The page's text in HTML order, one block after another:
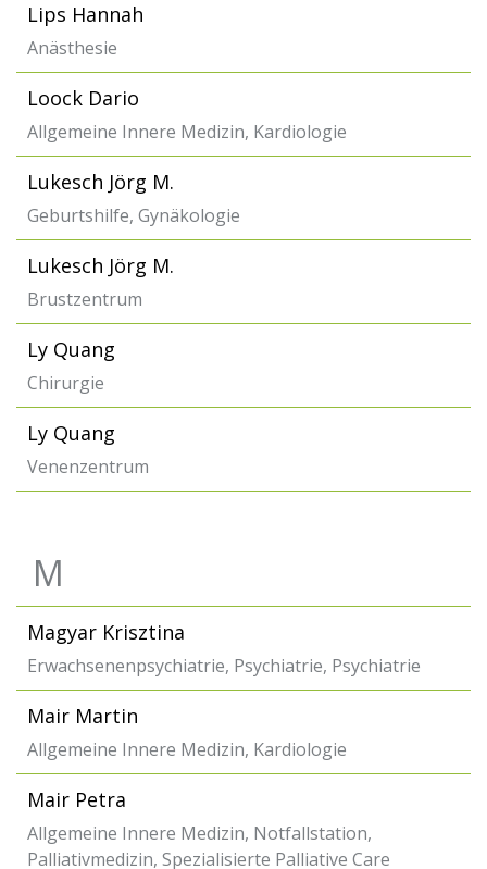
Lips Hannah
Anästhesie
Loock Dario
Allgemeine Innere Medizin, Kardiologie
Lukesch Jörg M.
Geburtshilfe, Gynäkologie
Lukesch Jörg M.
Brustzentrum
Ly Quang
Chirurgie
Ly Quang
Venenzentrum
M
Magyar Krisztina
Erwachsenenpsychiatrie, Psychiatrie, Psychiatrie
Mair Martin
Allgemeine Innere Medizin, Kardiologie
Mair Petra
Allgemeine Innere Medizin, Notfallstation,
Palliativmedizin, Spezialisierte Palliative Care